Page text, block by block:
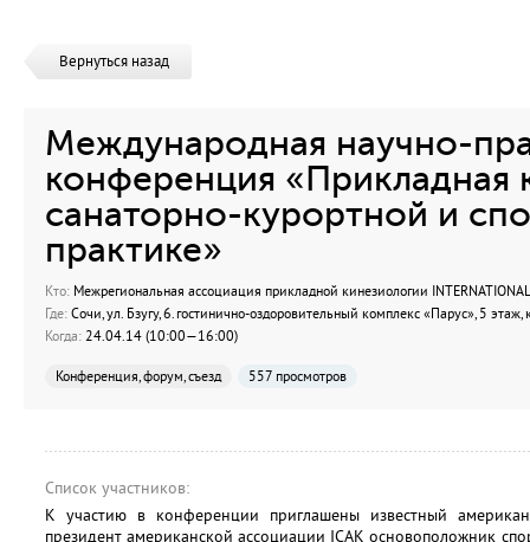
Вернуться назад
Международная научно-
конференция «Прикладная
санаторно-курортной и
практике»
Кто: Межрегиональная ассоциация прикладной кинезиологии INTERNATIONAL
Где: Сочи, ул. Бзугу, 6.гостинично-оздоровительный комплекс «Парус», 5 этаж,
Когда: 24.04.14 (10:00—16:00)
Конференция, форум, съезд 557 просмотров
Список участников:
К участию в конференции приглашены известный
президент американской ассоциации IСАК основоположник